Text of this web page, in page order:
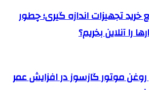
خرید تجهیزات اندازه گیری؛ چطور
را آنلاین بخریم؟
موتور گازسوز در افزایش عمر